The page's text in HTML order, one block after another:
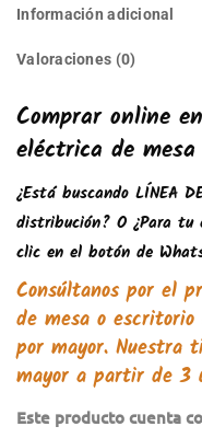
Información adicional
Valoraciones (0)
Comprar online
eléctrica de
¿Está buscando LÍNEA
distribución? O ¿Para tu
clic en el botón de
Consúltanos por el
de mesa o escritorio
por mayor. Nuestra
mayor a partir de 3
Este producto cuenta